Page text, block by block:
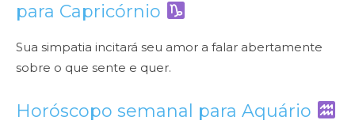
para Capricórnio
Sua simpatia incitará seu amor a falar abertamente
sobre o que sente e quer.
Horóscopo semanal para Aquário